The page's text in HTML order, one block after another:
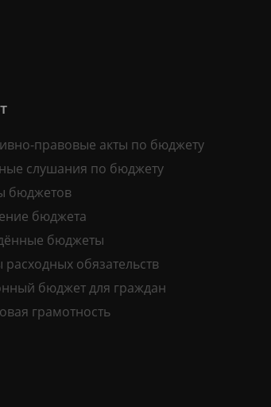
правовые акты по бюджету
слушания по бюджету
бюджетов
бюджета
бюджеты
расходных обязательств
бюджет для граждан
грамотность